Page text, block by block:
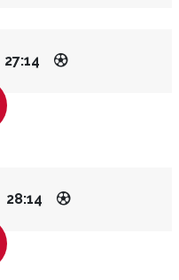
27:14
28:14